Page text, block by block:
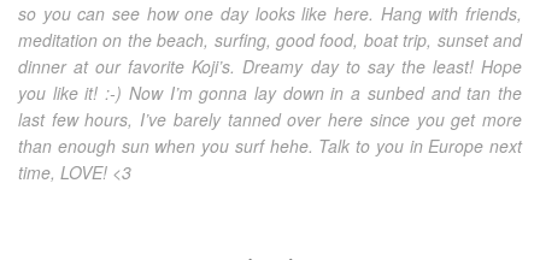
so you can see how one day looks like here. Hang with friends,
meditation on the beach, surfing, good food, boat trip, sunset and
dinner at our favorite Koji’s. Dreamy day to say the least! Hope
you like it! :-) Now I’m gonna lay down in a sunbed and tan the
last few hours, I’ve barely tanned over here since you get more
than enough sun when you surf hehe. Talk to you in Europe next
time, LOVE! <3